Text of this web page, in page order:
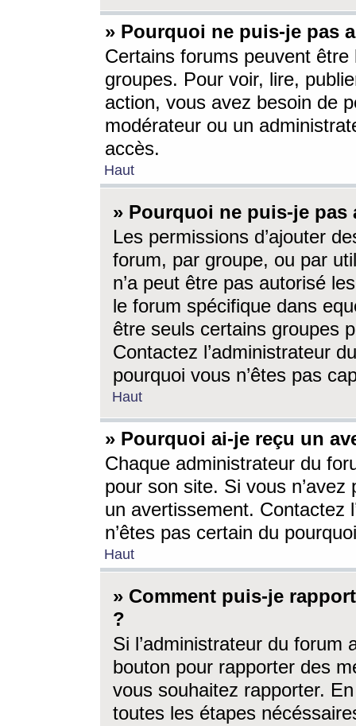
» Pourquoi ne puis-je pas
Certains forums peuvent être
groupes. Pour voir, lire,
action, vous avez besoin de
modérateur ou un
accès.
Haut
» Pourquoi ne puis-je
Les permissions d’ajouter
forum, par groupe, ou par
n’a peut être pas autorisé
le forum spécifique dans
être seuls certains groupes
Contactez l’administrateur
pourquoi vous n’êtes pas
Haut
» Pourquoi ai-je reçu un
Chaque administrateur du
pour son site. Si vous
un avertissement. Contactez
n’êtes pas certain du
Haut
» Comment puis-je
?
Si l’administrateur du forum
bouton pour rapporter des
vous souhaitez rapporter.
toutes les étapes